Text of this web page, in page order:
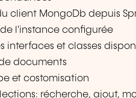
client MongoDb depuis
l'instance configurée
interfaces et classes
documents
et costomisation
récherche, ajout,